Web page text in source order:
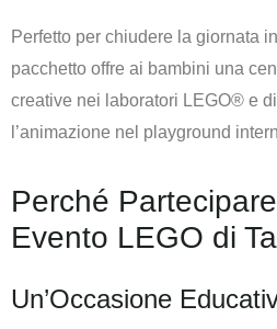
Perfetto per chiudere la giornata
pacchetto offre ai bambini una
creative nei laboratori LEGO® e
l’animazione nel playground
Perché
Evento LEGO di
Un’Occasione